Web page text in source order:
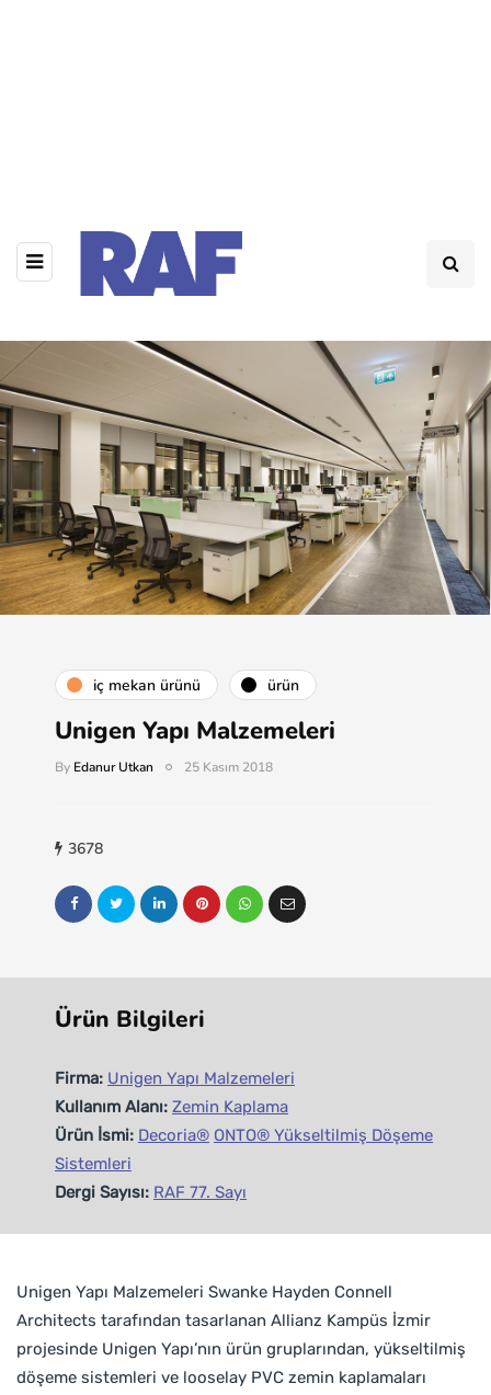
i̇ç mekan ürünü ürün
Unigen Yapı Malzemeleri
By Edanur Utkan 25 Kasım 2018
3678
Ürün Bilgileri
Firma: Unigen Yapı Malzemeleri
Kullanım Alanı: Zemin Kaplama
Ürün İsmi: Decoria® ONTO® Yükseltilmiş Döşeme
Sistemleri
Dergi Sayısı: RAF 77. Sayı
Unigen Yapı Malzemeleri Swanke Hayden Connell
Architects tarafından tasarlanan Allianz Kampüs İzmir
projesinde Unigen Yapı’nın ürün gruplarından, yükseltilmiş
döşeme sistemleri ve looselay PVC zemin kaplamaları